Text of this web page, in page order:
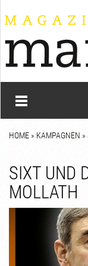
HOME » KAMPAGNEN »
SIXT UND
MOLLATH